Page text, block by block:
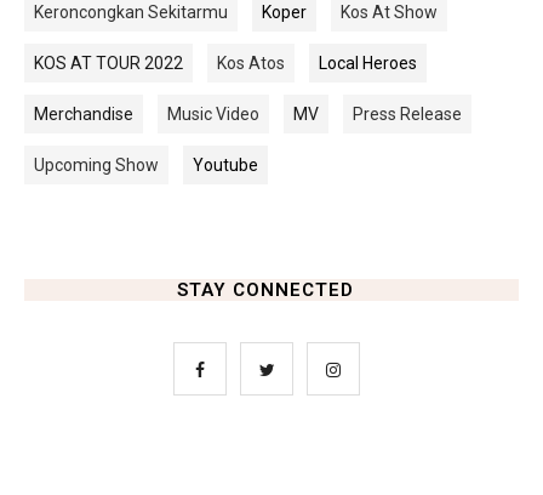
Keroncongkan Sekitarmu Koper Kos At Show
KOS AT TOUR 2022 Kos Atos Local Heroes
Merchandise Music Video MV Press Release
Upcoming Show Youtube
STAY CONNECTED